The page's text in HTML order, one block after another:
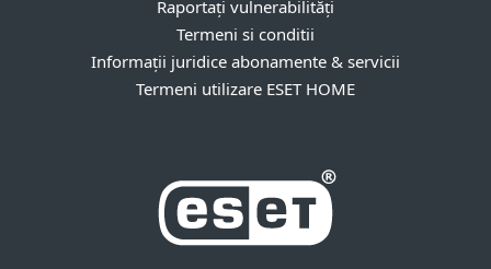
Raportați vulnerabilități
Termeni si conditii
Informații juridice abonamente & servicii
Termeni utilizare ESET HOME